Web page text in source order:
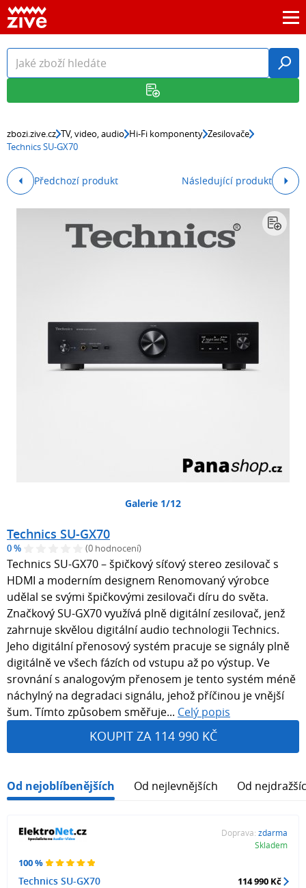
zbozi.zive.cz TV, video, audio Hi-Fi komponenty Zesilovače
Technics SU-GX70
Předchozí produkt Následující produkt
Galerie 1/12
Technics SU-GX70
0 % (0 hodnocení)
Technics SU-GX70 – špičkový síťový stereo zesilovač s
HDMI a moderním designem Renomovaný výrobce
udělal se svými špičkovými zesilovači díru do světa.
Značkový SU-GX70 využívá plně digitální zesilovač, jenž
zahrnuje skvělou digitální audio technologii Technics.
Jeho digitální přenosový systém pracuje se signály plně
digitálně ve všech fázích od vstupu až po výstup. Ve
srovnání s analogovým přenosem je tento systém méně
náchylný na degradaci signálu, jehož příčinou je vnější
šum. Tímto způsobem směřuje... Celý popis
KOUPIT ZA 114 990 KČ
Od nejoblíbenějších Od nejlevnějších Od
100 %
Technics SU-GX70
Doprava: zdarma
Skladem
114 990 Kč